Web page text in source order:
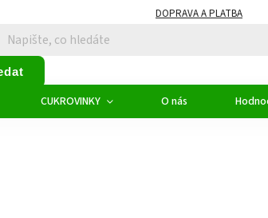
DOPRAVA A PLATBA
CUKROVINKY O nás